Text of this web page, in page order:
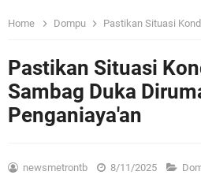
Home Dompu Pastikan Situasi Kondusif Polisi
Pastikan Situasi
Sambag Duka
Penganiaya'an
newsmetrontb 8/11/2025